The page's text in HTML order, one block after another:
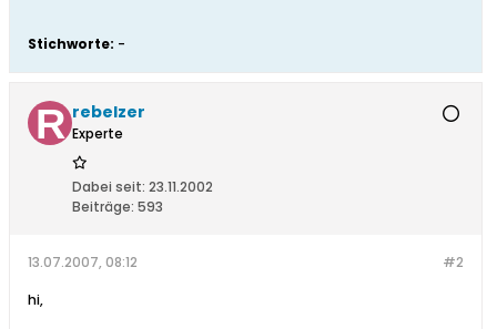
Stichworte: -
rebelzer
Experte
Dabei seit: 23.11.2002
Beiträge: 593
#2
13.07.2007, 08:12
hi,